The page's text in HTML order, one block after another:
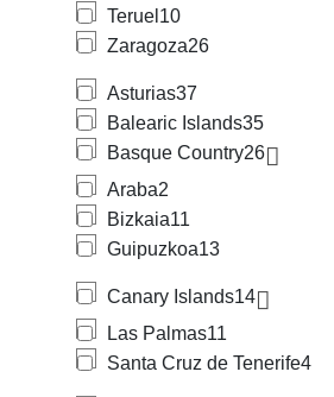
Teruel 10
Zaragoza26
Asturias37
Balearic Islands35
Basque Country26
Araba2
Bizkaia11
Guipuzkoa13
Canary Islands14
Las Palmas11
Santa Cruz de Tenerife4